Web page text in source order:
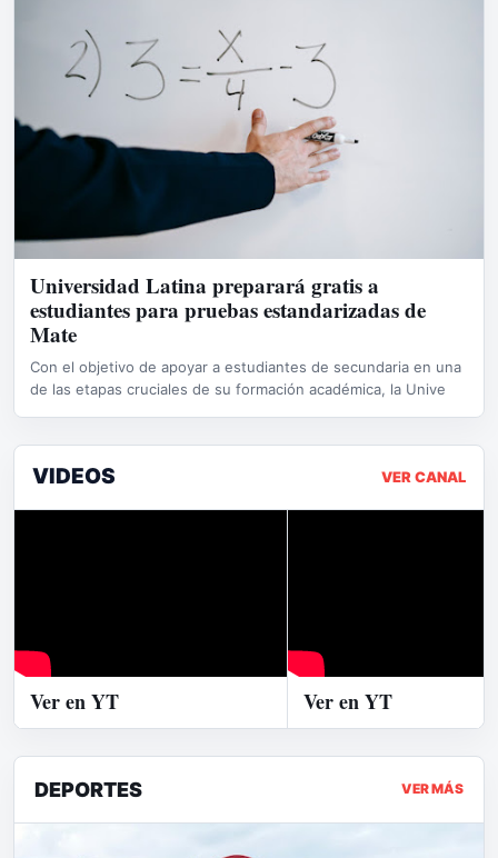
Universidad Latina preparará gratis a
estudiantes para pruebas estandarizadas de
Mate
Con el objetivo de apoyar a estudiantes de secundaria en una
de las etapas cruciales de su formación académica, la Unive
VIDEOS VER CANAL
Ver en YT Ver en YT
DEPORTES VER MÁS